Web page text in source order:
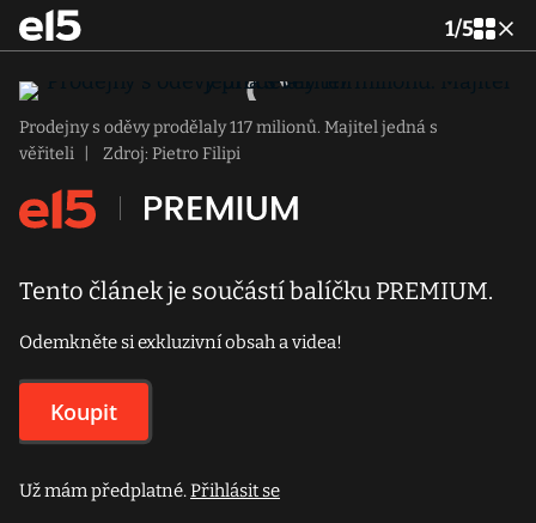
1/5
Prodejny s oděvy prodělaly 117 milionů. Majitel jedná s
věřiteli
Zdroj: Pietro Filipi
Tento článek je součástí balíčku PREMIUM.
Odemkněte si exkluzivní obsah a videa!
Koupit
Už mám předplatné.Přihlásit se